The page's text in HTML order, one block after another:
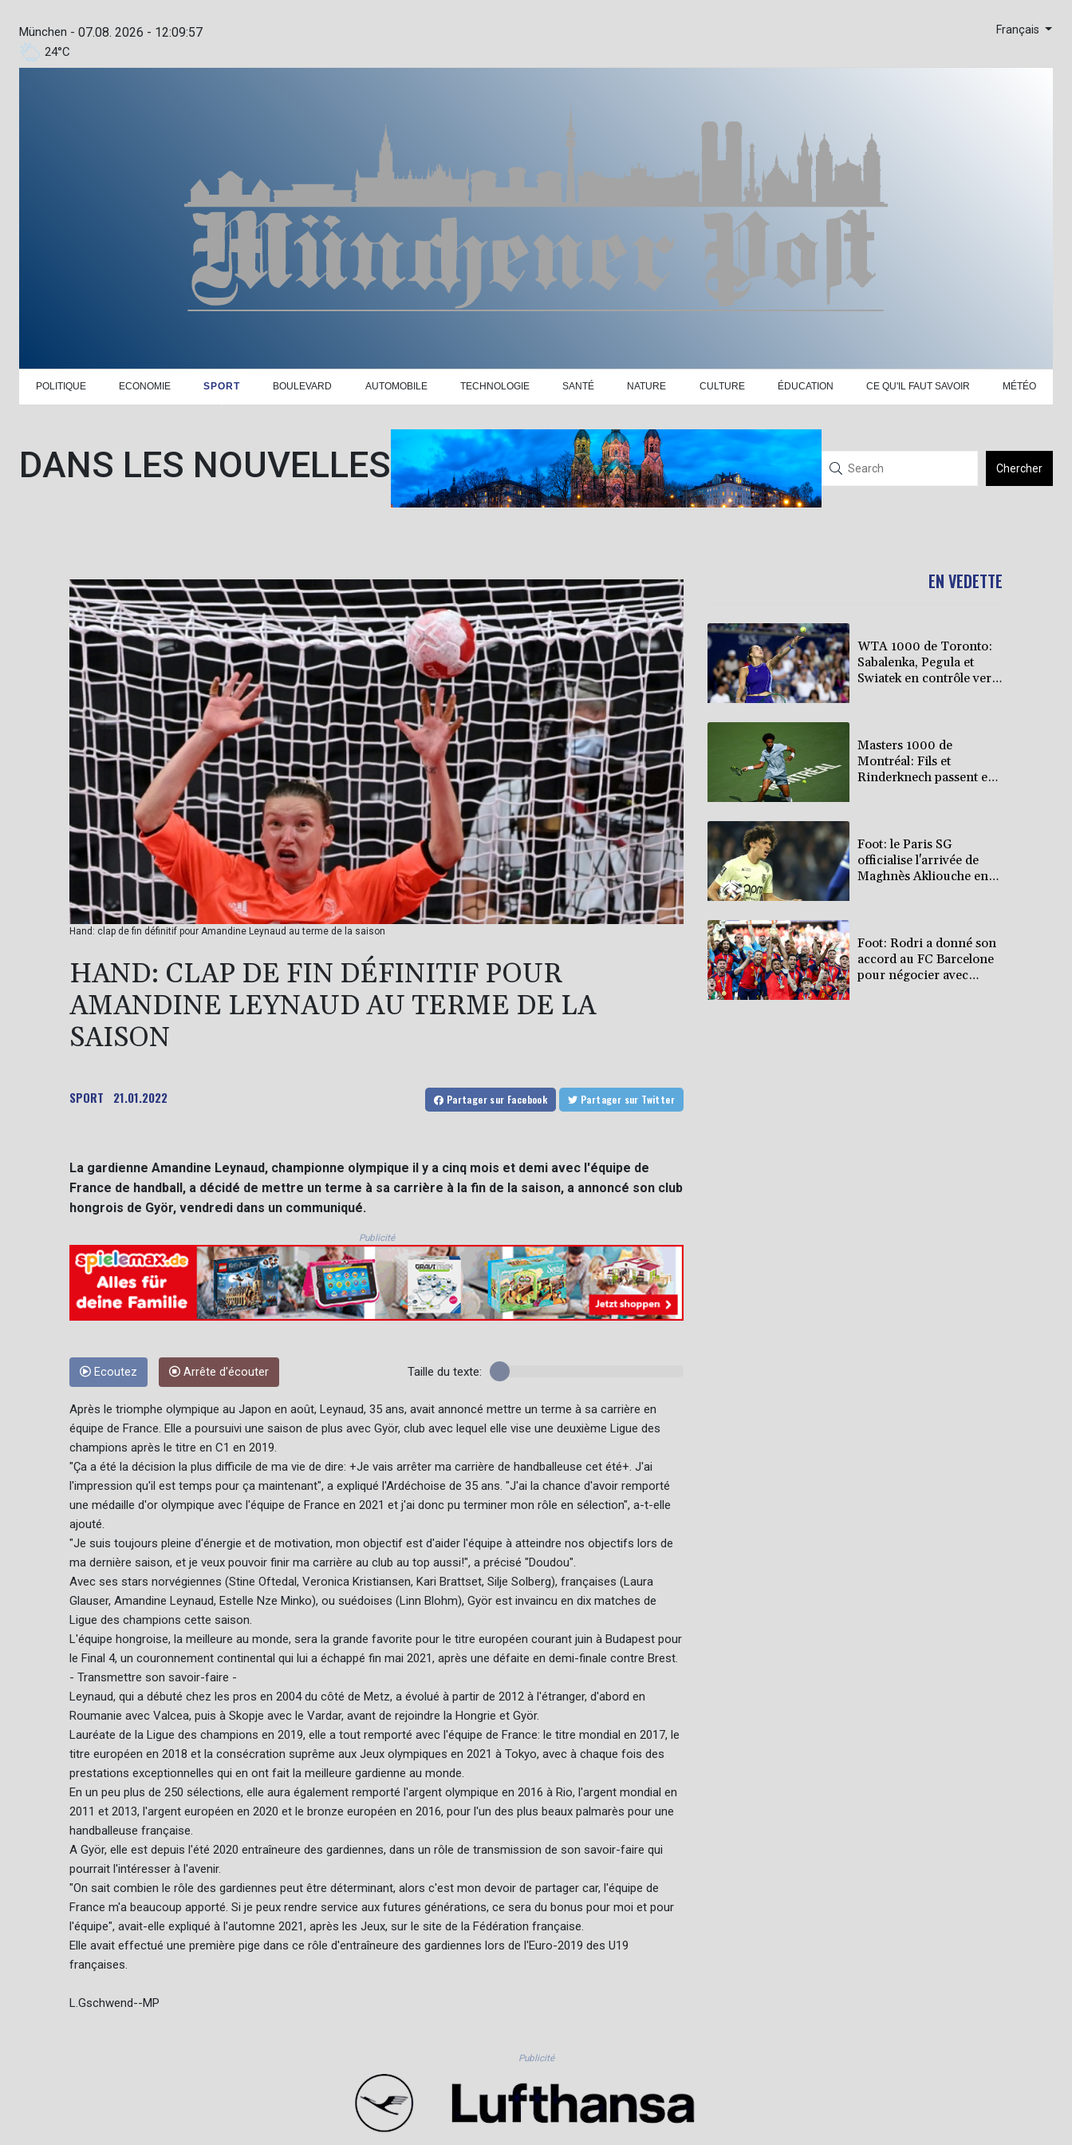
München -
24°C
07.08. 2026 - 12:09:58 Français
POLITIQUE ECONOMIE SPORT BOULEVARD AUTOMOBILE TECHNOLOGIE SANTÉ NATURE CULTURE ÉDUCATION CE QU'IL FAUT SAVOIR MÉTÉO
DANS LES NOUVELLES Chercher
Hand: clap de fin définitif pour Amandine Leynaud au terme de la saison
HAND: CLAP DE FIN DÉFINITIF POUR
AMANDINE LEYNAUD AU TERME DE LA
SAISON
SPORT 21.01.2022 Partager sur Facebook Partager sur Twitter
La gardienne Amandine Leynaud, championne olympique il y a cinq mois et demi avec l'équipe de
France de handball, a décidé de mettre un terme à sa carrière à la fin de la saison, a annoncé son club
hongrois de Györ, vendredi dans un communiqué.
Publicité
Ecoutez Arrête d'écouter Taille du texte:
Après le triomphe olympique au Japon en août, Leynaud, 35 ans, avait annoncé mettre un terme à sa carrière en
équipe de France. Elle a poursuivi une saison de plus avec Györ, club avec lequel elle vise une deuxième Ligue des
champions après le titre en C1 en 2019.
"Ça a été la décision la plus difficile de ma vie de dire: +Je vais arrêter ma carrière de handballeuse cet été+. J'ai
l'impression qu'il est temps pour ça maintenant", a expliqué l'Ardéchoise de 35 ans. "J'ai la chance d'avoir remporté
une médaille d'or olympique avec l'équipe de France en 2021 et j'ai donc pu terminer mon rôle en sélection", a-t-elle
ajouté.
"Je suis toujours pleine d'énergie et de motivation, mon objectif est d'aider l'équipe à atteindre nos objectifs lors de
ma dernière saison, et je veux pouvoir finir ma carrière au club au top aussi!", a précisé "Doudou".
Avec ses stars norvégiennes (Stine Oftedal, Veronica Kristiansen, Kari Brattset, Silje Solberg), françaises (Laura
Glauser, Amandine Leynaud, Estelle Nze Minko), ou suédoises (Linn Blohm), Györ est invaincu en dix matches de
Ligue des champions cette saison.
L'équipe hongroise, la meilleure au monde, sera la grande favorite pour le titre européen courant juin à Budapest pour
le Final 4, un couronnement continental qui lui a échappé fin mai 2021, après une défaite en demi-finale contre Brest.
- Transmettre son savoir-faire -
Leynaud, qui a débuté chez les pros en 2004 du côté de Metz, a évolué à partir de 2012 à l'étranger, d'abord en
Roumanie avec Valcea, puis à Skopje avec le Vardar, avant de rejoindre la Hongrie et Györ.
Lauréate de la Ligue des champions en 2019, elle a tout remporté avec l'équipe de France: le titre mondial en 2017, le
titre européen en 2018 et la consécration suprême aux Jeux olympiques en 2021 à Tokyo, avec à chaque fois des
prestations exceptionnelles qui en ont fait la meilleure gardienne au monde.
En un peu plus de 250 sélections, elle aura également remporté l'argent olympique en 2016 à Rio, l'argent mondial en
2011 et 2013, l'argent européen en 2020 et le bronze européen en 2016, pour l'un des plus beaux palmarès pour une
handballeuse française.
A Györ, elle est depuis l'été 2020 entraîneure des gardiennes, dans un rôle de transmission de son savoir-faire qui
pourrait l'intéresser à l'avenir.
"On sait combien le rôle des gardiennes peut être déterminant, alors c'est mon devoir de partager car, l'équipe de
France m'a beaucoup apporté. Si je peux rendre service aux futures générations, ce sera du bonus pour moi et pour
l'équipe", avait-elle expliqué à l'automne 2021, après les Jeux, sur le site de la Fédération française.
Elle avait effectué une première pige dans ce rôle d'entraîneure des gardiennes lors de l'Euro-2019 des U19
françaises.
L.Gschwend--MP
EN VEDETTE
WTA 1000 de Toronto:
Sabalenka, Pegula et
Swiatek en contrôle vers
Masters 1000 de
Montréal: Fils et
Rinderknech passent en
Foot: le Paris SG
officialise l'arrivée de
Maghnès Akliouche en
Foot: Rodri a donné son
accord au FC Barcelone
pour négocier avec
Publicité